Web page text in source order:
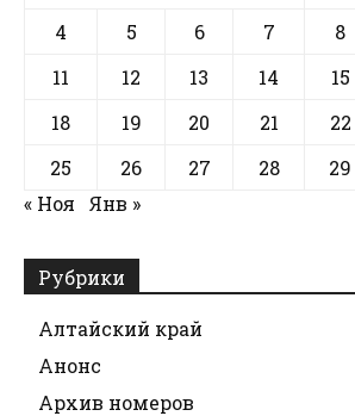
4
5 6 7 8
11
12 13 14 15
18
19 20 21 22
25
26 27 28 29
« Ноя
Янв »
Рубрики
Алтайский край
Анонс
Архив номеров